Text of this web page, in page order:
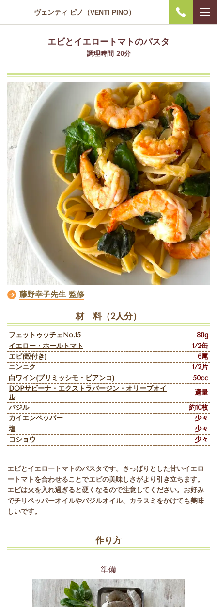
ヴェンティ ピノ（VENTI PINO）
エビとイエロートマトのパスタ
調理時間 20分
藤野幸子先生 監修
材 料（2人分）
フェットゥッチェNo.15
80g
イエロー ・ ホールトマト
1/2缶
エビ(殻付き)
6尾
ニンニク
1/2片
白ワイン(プリミッシモ・ビアンコ)
50cc
DOPサビーナ・エクストラバージン・オリーブオイ
ル
適量
バジル
約10枚
カイエンペッパー
少々
塩
少々
コショウ
少々
エビとイエロートマトのパスタです。さっぱりとした甘いイエロ
ートマトを合わせることでエビの美味しさがより引き立ちます。
エビは火を入れ過ぎると硬くなるので注意してください。お好み
でチリペッパーオイルやバジルオイル、カラスミをかけても美味
しいです。
作り方
準備